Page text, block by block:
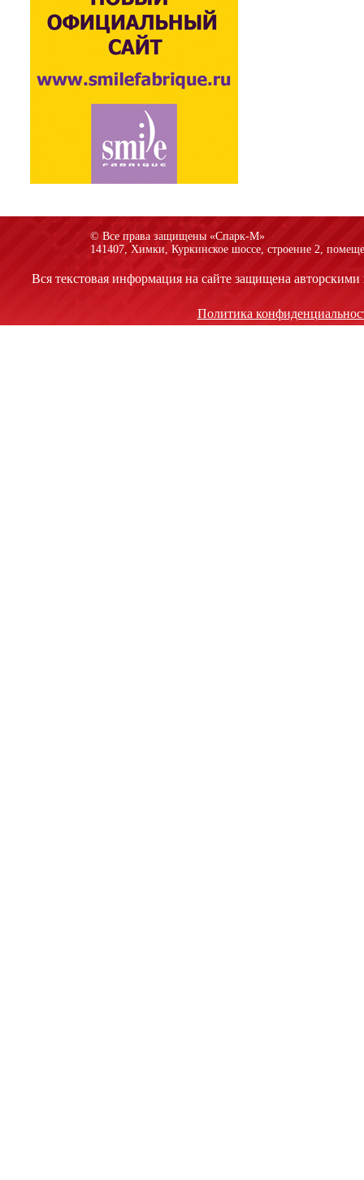
© Все права защищены «Спарк-M»
141407, Химки, Куркинское шоссе, строение 2,
Вся текстовая информация на сайте защищена
Политика